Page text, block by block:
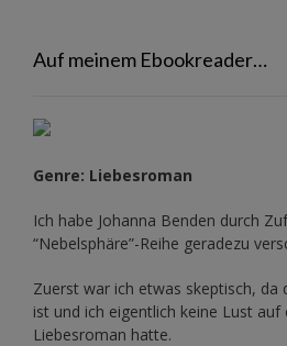
Auf meinem Ebookreader…
Genre: Liebesroman
Ich habe Johanna Benden durch
“Nebelsphäre”-Reihe geradezu
Zuerst war ich etwas skeptisch, da
ist und ich eigentlich keine Lust auf
Liebesroman hatte.